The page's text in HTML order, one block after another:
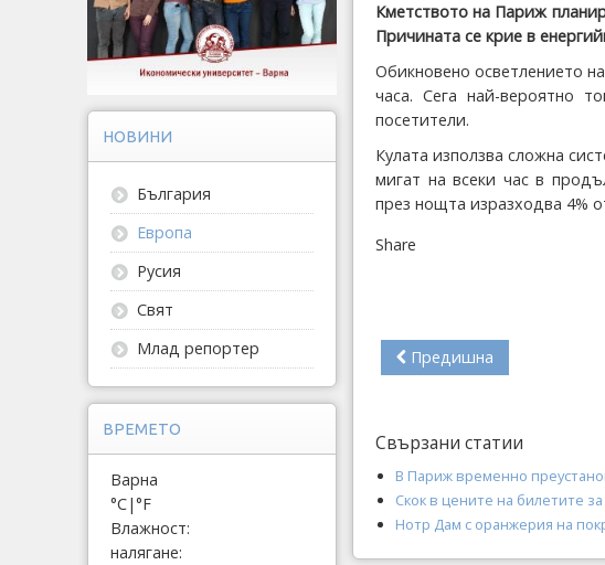
Кметството на Париж
Причината се крие в
Обикновено осветлението
часа. Сега най-вероятно
посетители.
Кулата използва сложна
мигат на всеки час в
през нощта изразходва 4%
Share
Предишна
Свързани статии
В Париж временно
Скок в цените на билетите
Нотр Дам с оранжерия на
НОВИНИ
България
Европа
Русия
Свят
Млад репортер
ВРЕМЕТО
Варна
°C|°F
Влажност:
налягане: